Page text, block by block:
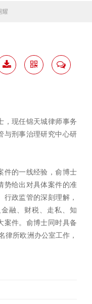
耀
，现任锦天城律师事务
与刑事治理研究中心研
件的一线经验，俞博士
势给出对具体案件的准
政监管的深刻理解，
融、财税、走私、知
案件。俞博士同时具备
律所欧洲办公室工作，